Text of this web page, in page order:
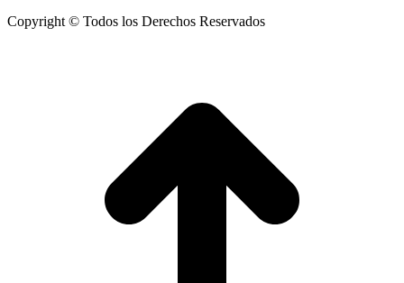
Copyright © Todos los Derechos Reservados